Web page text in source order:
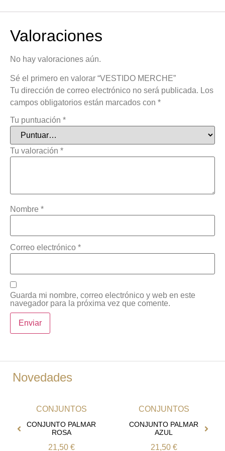
Valoraciones
No hay valoraciones aún.
Sé el primero en valorar “VESTIDO MERCHE”
Tu dirección de correo electrónico no será publicada. Los
campos obligatorios están marcados con *
Tu puntuación *
Tu valoración *
Nombre *
Correo electrónico *
Guarda mi nombre, correo electrónico y web en este
navegador para la próxima vez que comente.
Novedades
CONJUNTOS
CONJUNTO PALMAR
ROSA
21,50 €
CONJUNTOS
CONJUNTO PALMAR
AZUL
21,50 €